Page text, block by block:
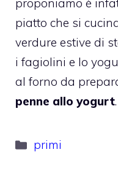
proponiamo è
piatto che si
verdure estive di
i fagiolini e lo
al forno da
penne allo yogurt.
Categorie
primi